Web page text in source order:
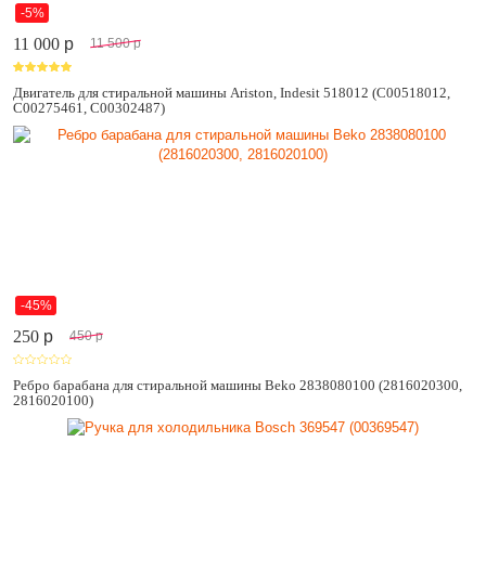
-5%
11 000 p 11 500 p
Двигатель для стиральной машины Ariston, Indesit 518012 (C00518012,
C00275461, C00302487)
-45%
250 p 450 p
Ребро барабана для стиральной машины Beko 2838080100 (2816020300,
2816020100)